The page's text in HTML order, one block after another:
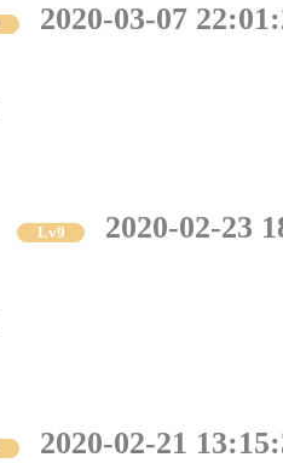
2020-03-07
Lv9
2020-02-23
2020-02-21